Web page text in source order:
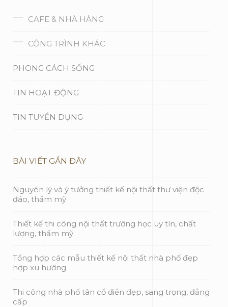
CAFE & NHÀ HÀNG
CÔNG TRÌNH KHÁC
PHONG CÁCH SỐNG
TIN HOẠT ĐỘNG
TIN TUYỂN DỤNG
BÀI VIẾT GẦN ĐÂY
Nguyên lý và ý tưởng thiết kế nội thất thư viện độc
đáo, thẩm mỹ
Thiết kế thi công nội thất trường học uy tín, chất
lượng, thẩm mỹ
Tổng hợp các mẫu thiết kế nội thất nhà phố đẹp
hợp xu hướng
Thi công nhà phố tân cổ điển đẹp, sang trọng, đẳng
cấp